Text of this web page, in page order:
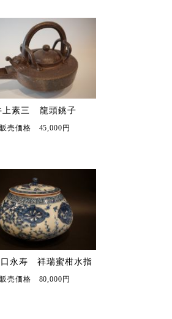
上素三 龍頭銚子
販売価格 45,000円
口永寿 祥瑞蜜柑水指
販売価格 80,000円